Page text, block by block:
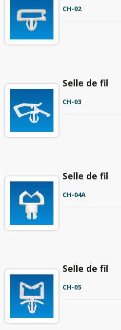
CH-02
Selle de fil
CH-03
Selle de fil
CH-04A
Selle de fil
CH-05